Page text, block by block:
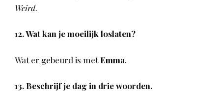
Weird.
12. Wat kan je moeilijk loslaten?
Wat er gebeurd is metEmma.
13. Beschrijf je dag in drie woorden.